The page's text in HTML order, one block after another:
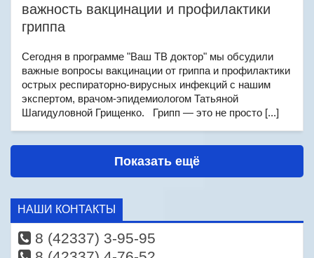
важность вакцинации и профилактики
гриппа
Сегодня в программе "Ваш ТВ доктор" мы обсудили
важные вопросы вакцинации от гриппа и профилактики
острых респираторно-вирусных инфекций с нашим
экспертом, врачом-эпидемиологом Татьяной
Шагидуловной Грищенко. Грипп — это не просто [...]
Показать ещё
НАШИ КОНТАКТЫ
8 (42337) 3-95-95